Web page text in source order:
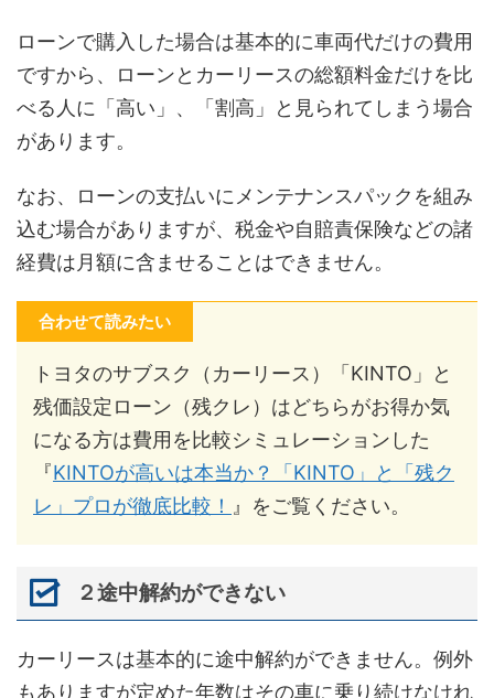
ローンで購入した場合は基本的に車両代だけの費用
ですから、ローンとカーリースの総額料金だけを比
べる人に「高い」、「割高」と見られてしまう場合
があります。
なお、ローンの支払いにメンテナンスパックを組み
込む場合がありますが、税金や自賠責保険などの諸
経費は月額に含ませることはできません。
合わせて読みたい
トヨタのサブスク（カーリース）「KINTO」と
残価設定ローン（残クレ）はどちらがお得か気
になる方は費用を比較シミュレーションした
『KINTOが高いは本当か？「KINTO」と「残ク
レ」プロが徹底比較！ 』をご覧ください。
２途中解約ができない
カーリースは基本的に途中解約ができません。例外
もありますが定めた年数はその車に乗り続けなけれ